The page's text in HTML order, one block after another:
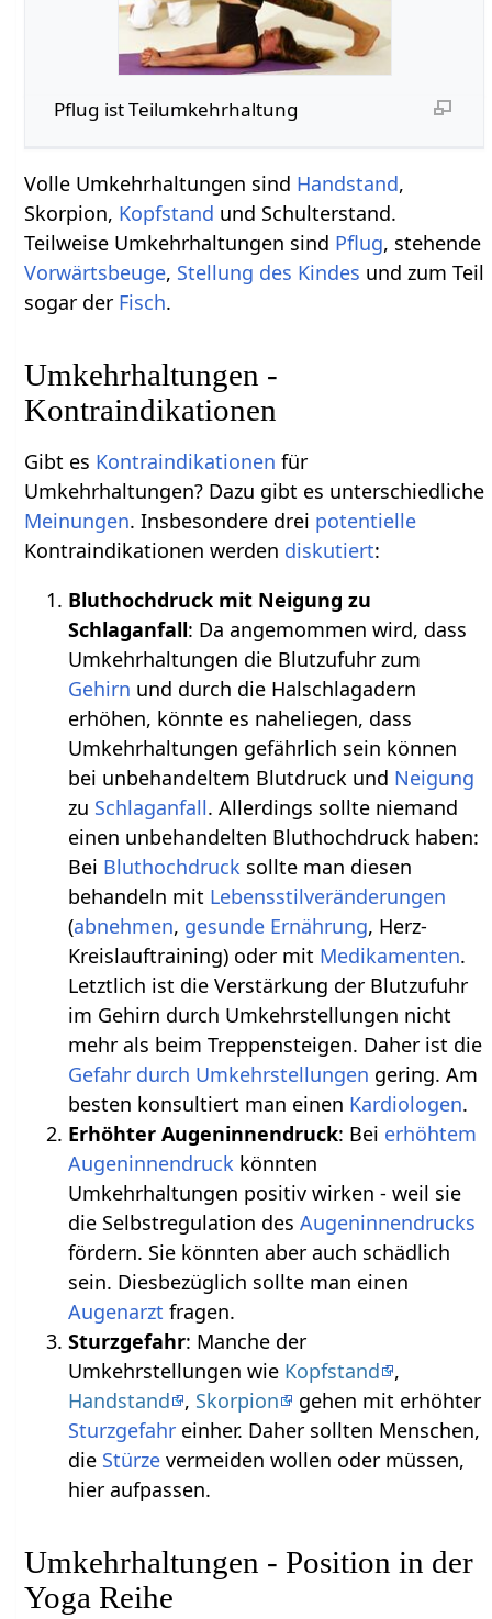
Pflug ist Teilumkehrhaltung
Volle Umkehrhaltungen sind Handstand,
Skorpion, Kopfstand und Schulterstand.
Teilweise Umkehrhaltungen sind Pflug, stehende
Vorwärtsbeuge, Stellung des Kindes und zum Teil
sogar der Fisch.
Umkehrhaltungen -
Kontraindikationen
Gibt es Kontraindikationen für
Umkehrhaltungen? Dazu gibt es unterschiedliche
Meinungen. Insbesondere drei potentielle
Kontraindikationen werden diskutiert:
Bluthochdruck mit Neigung zu
Schlaganfall: Da angemommen wird, dass
Umkehrhaltungen die Blutzufuhr zum
Gehirn und durch die Halschlagadern
erhöhen, könnte es naheliegen, dass
Umkehrhaltungen gefährlich sein können
bei unbehandeltem Blutdruck und Neigung
zu Schlaganfall. Allerdings sollte niemand
einen unbehandelten Bluthochdruck haben:
Bei Bluthochdruck sollte man diesen
behandeln mit Lebensstilveränderungen
(abnehmen, gesunde Ernährung, Herz-
Kreislauftraining) oder mit Medikamenten.
Letztlich ist die Verstärkung der Blutzufuhr
im Gehirn durch Umkehrstellungen nicht
mehr als beim Treppensteigen. Daher ist die
Gefahr durch Umkehrstellungen gering. Am
besten konsultiert man einen Kardiologen.
Erhöhter Augeninnendruck: Bei erhöhtem
Augeninnendruck könnten
Umkehrhaltungen positiv wirken - weil sie
die Selbstregulation desAugeninnendrucks
fördern. Sie könnten aber auch schädlich
sein. Diesbezüglich sollte man einen
Augenarzt fragen.
Sturzgefahr: Manche der
Umkehrstellungen wie Kopfstand
,
Handstand
, Skorpion
gehen mit erhöhter
Sturzgefahr einher. Daher sollten Menschen,
die Stürze vermeiden wollen oder müssen,
hier aufpassen.
Umkehrhaltungen - Position in der
Yoga Reihe